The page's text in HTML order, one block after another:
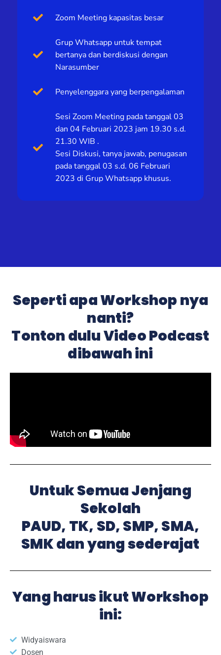
Zoom Meeting kapasitas besar
Grup Whatsapp untuk tempat
bertanya dan berdiskusi dengan
Narasumber
Penyelenggara yang berpengalaman
Sesi Zoom Meeting pada tanggal 03
dan 04 Februari 2023 jam 19.30 s.d.
21.30 WIB .
Sesi Diskusi, tanya jawab, penugasan
pada tanggal 03 s.d. 06 Februari
2023 di Grup Whatsapp khusus.
Seperti apa Workshop nya
nanti?
Tonton dulu Video Podcast
dibawah ini
Untuk Semua Jenjang
Sekolah
PAUD, TK, SD, SMP, SMA,
SMK dan yang sederajat
Yang harus ikut Workshop
ini:
Widyaiswara
Dosen